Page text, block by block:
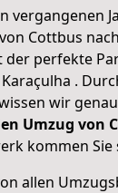
vergangenen
von Cottbus
perfekte
.
wir
Umzug von
kommen Sie
allen